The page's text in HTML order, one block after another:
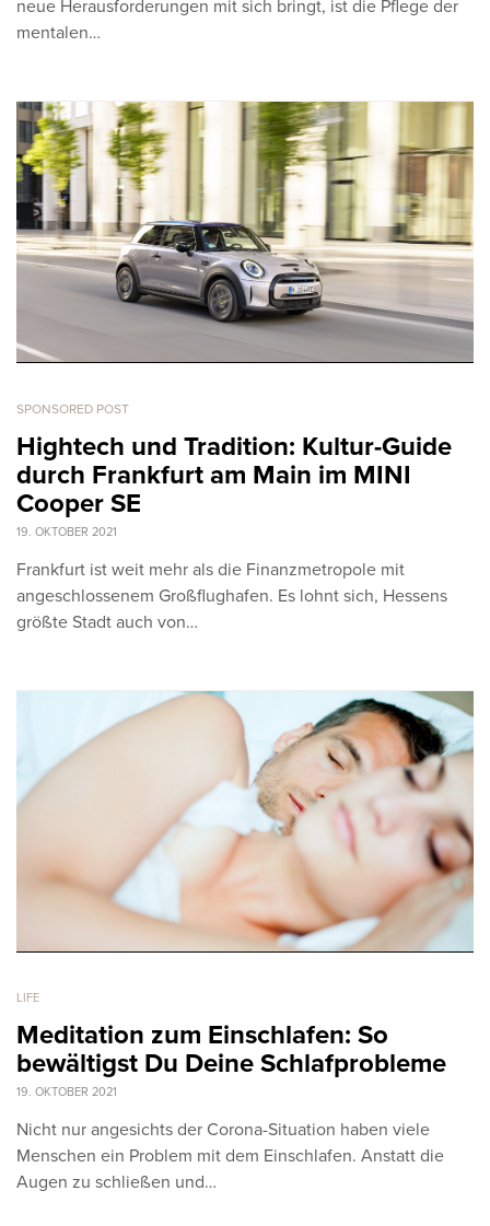
neue Herausforderungen mit sich bringt, ist die Pflege der
mentalen…
SPONSORED POST
Hightech und Tradition: Kultur-Guide
durch Frankfurt am Main im MINI
Cooper SE
19. OKTOBER 2021
Frankfurt ist weit mehr als die Finanzmetropole mit
angeschlossenem Großflughafen. Es lohnt sich, Hessens
größte Stadt auch von…
LIFE
Meditation zum Einschlafen: So
bewältigst Du Deine Schlafprobleme
19. OKTOBER 2021
Nicht nur angesichts der Corona-Situation haben viele
Menschen ein Problem mit dem Einschlafen. Anstatt die
Augen zu schließen und…